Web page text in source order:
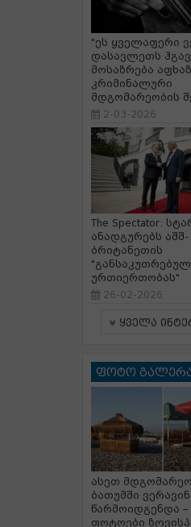
"ეს ყველაფერი
დასავლეთს
მოსაზრება
კრიმინალური
მდგომარეობის
2-03-2026
The Spectator:
ანადგურებს აშშ-
ბრიტანეთის
"განსაკუთრებულ
ურთიერთობას"
26-02-2026
ყველა
ფოტო
ასეთ
ბათუმში ვერავინ
წარმოიდგენდა –
ფოტოები